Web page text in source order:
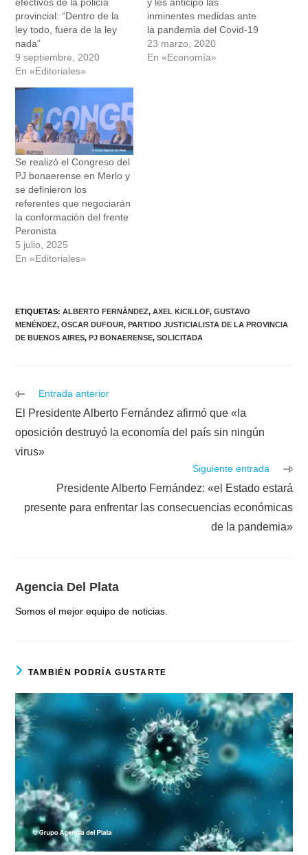
provincial: “Dentro de la
ley todo, fuera de la ley
nada”
9 septiembre, 2020
En «Editoriales»
inminentes medidas ante
la pandemia del Covid-19
23 marzo, 2020
En «Economía»
Se realizó el Congreso del
PJ bonaerense en Merlo y
se definieron los
referentes que negociarán
la conformación del frente
Peronista
5 julio, 2025
En «Editoriales»
ETIQUETAS:ALBERTO FERNÁNDEZ, AXEL KICILLOF, GUSTAVO
MENÉNDEZ, OSCAR DUFOUR, PARTIDO JUSTICIALISTA DE LA PROVINCIA
DE BUENOS AIRES, PJ BONAERENSE, SOLICITADA
Leer
artículos
Entrada anterior
El Presidente Alberto Fernández afirmó que «la
oposición destruyó la economía del país sin ningún
virus»
Siguiente entrada
Presidente Alberto Fernández: «el Estado estará
presente para enfrentar las consecuencias económicas
de la pandemia»
Agencia Del Plata
Somos el mejor equipo de noticias.
TAMBIÉN PODRÍA GUSTARTE